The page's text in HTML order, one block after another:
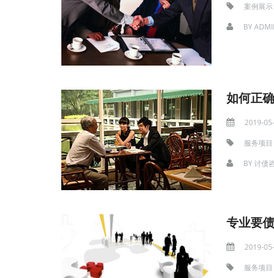
案例展示
BY
如何正
2019-
服务项目
BY讨债
专业要
2019-
服务项目